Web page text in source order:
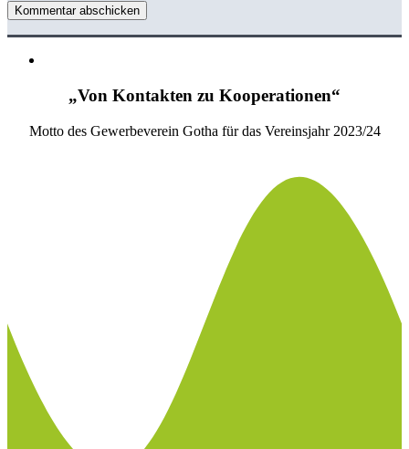
Kommentar abschicken
„Von Kontakten zu Kooperationen“
Motto des Gewerbeverein Gotha für das Vereinsjahr 2023/24